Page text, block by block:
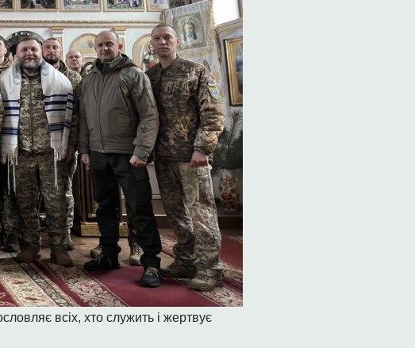
всіх, хто служить і жертвує